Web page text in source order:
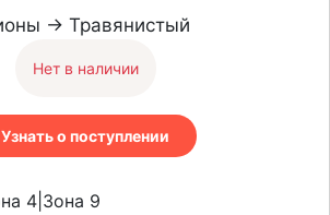
→ Травянистый
Нет в наличии
Узнать о поступлении
4|Зона 9